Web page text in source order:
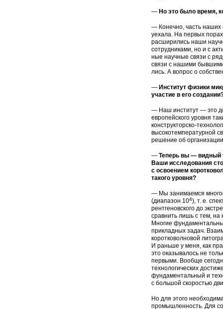
—Но это было время,
— Конечно, часть наших
уехала. На первых
расширились наши
сотрудниками, но и с
ные научные связи с
связи с нашими
лись. А вопрос о
—Институт физики
участие в его
— Наш институт — это
европейского уровня
конструкторско-
высокотемпературной
решение об
—Теперь вы — видный
Ваши исследования
с освоением
такого уровня?
— Мы занимаемся
(диапазон 104), т. е.
рентгеновского до
сравнить лишь с тем, на
Многие
прикладных задач.
коротковолновой
И раньше у меня, как
это оказывалось не
первыми. Вооб­ще
технологических
фундаментальный и
с большой скоростью
Но для этого
промышленность. Для